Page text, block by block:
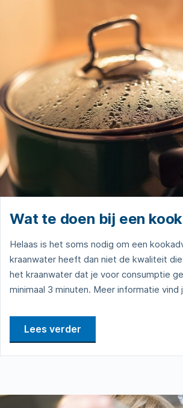
Wat te doen bij een
Helaas is het soms nodig om een
kraanwater heeft dan niet de kwaliteit
het kraanwater dat je voor consumptie
minimaal 3 minuten. Meer informatie vind
Lees verder